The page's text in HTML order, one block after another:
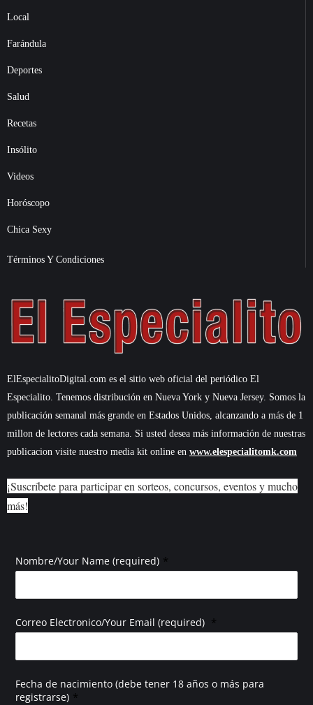
Local
Farándula
Deportes
Salud
Recetas
Insólito
Videos
Horóscopo
Chica Sexy
Términos Y Condiciones
ElEspecialitoDigital.com es el sitio web oficial del periódico El
Especialito. Tenemos distribución en Nueva York y Nueva Jersey. Somos la
publicación semanal más grande en Estados Unidos, alcanzando a más de 1
millon de lectores cada semana. Si usted desea más información de nuestras
publicacion visite nuestro media kit online en www.elespecialitomk.com
¡Suscríbete para participar en sorteos, concursos, eventos y mucho
más!
Nombre/Your Name (required) *
Correo Electronico/Your Email (required) *
Fecha de nacimiento (debe tener 18 años o más para
registrarse) *